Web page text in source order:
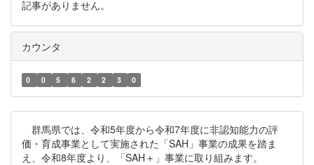
記事がありません。
カウンタ
0 0 5 6 2 2 3 0
群馬県では、令和5年度から令和7年度に非認知能力の評
価・育成事業として実施された「SAH」事業の成果を踏ま
え、令和8年度より、「SAH＋」事業に取り組みます。